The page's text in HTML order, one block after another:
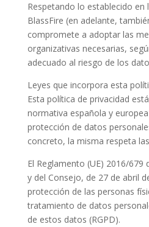
Respetando lo establecido en
BlassFire (en adelante,
compromete a adoptar las
organizativas necesarias,
adecuado al riesgo de los
Leyes que incorpora esta
Esta política de privacidad
normativa española y
protección de datos
concreto, la misma respeta
El Reglamento (UE) 2016/
y del Consejo, de 27 de abril
protección de las personas
tratamiento de datos
de estos datos (RGPD).